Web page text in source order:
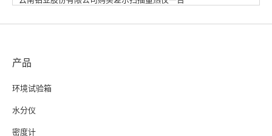
产品
环境试验箱
水分仪
密度计